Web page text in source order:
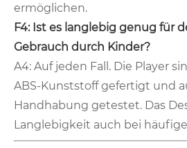
ermöglichen.
F4: Ist es langlebig genug für
Gebrauch durch Kinder?
A4: Auf jeden Fall. Die Player
ABS-Kunststoff gefertigt und
Handhabung getestet. Das
Langlebigkeit auch bei